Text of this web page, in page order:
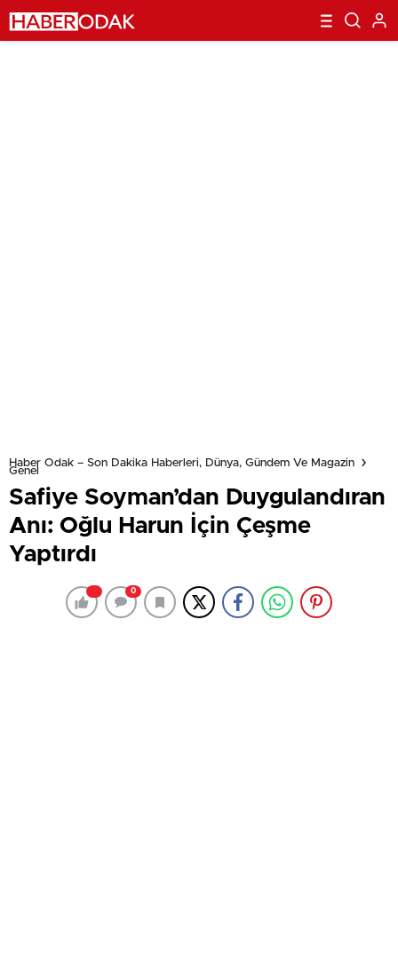
Haber Odak – Son Dakika Haberleri, Dünya, Gündem Ve Magazin
Genel
Safiye Soyman’dan Duygulandıran
Anı: Oğlu Harun İçin Çeşme
Yaptırdı
0